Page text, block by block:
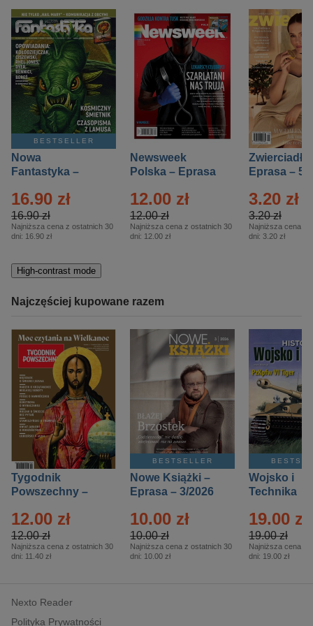
BESTSELLER
Nowa
Fantastyka –
16.90 zł
16.90 zł
Najniższa cena z ostatnich 30
dni: 16.90 zł
Newsweek
Polska – Eprasa
12.00 zł
12.00 zł
Najniższa cena z ostatnich 30
dni: 12.00 zł
Zwierciadło
Eprasa – 5/
3.20 zł
3.20 zł
Najniższa cena z
dni: 3.20 zł
High-contrast mode
Najczęściej kupowane razem
Tygodnik
Powszechny –
12.00 zł
12.00 zł
Najniższa cena z ostatnich 30
dni: 11.40 zł
BESTSELLER
Nowe Książki –
Eprasa – 3/2026
10.00 zł
10.00 zł
Najniższa cena z ostatnich 30
dni: 10.00 zł
Wojsko i
Technika
– 2/2026
19.00 zł
19.00 zł
Najniższa cena z
dni: 19.00 zł
Nexto Reader
Polityka Prywatności